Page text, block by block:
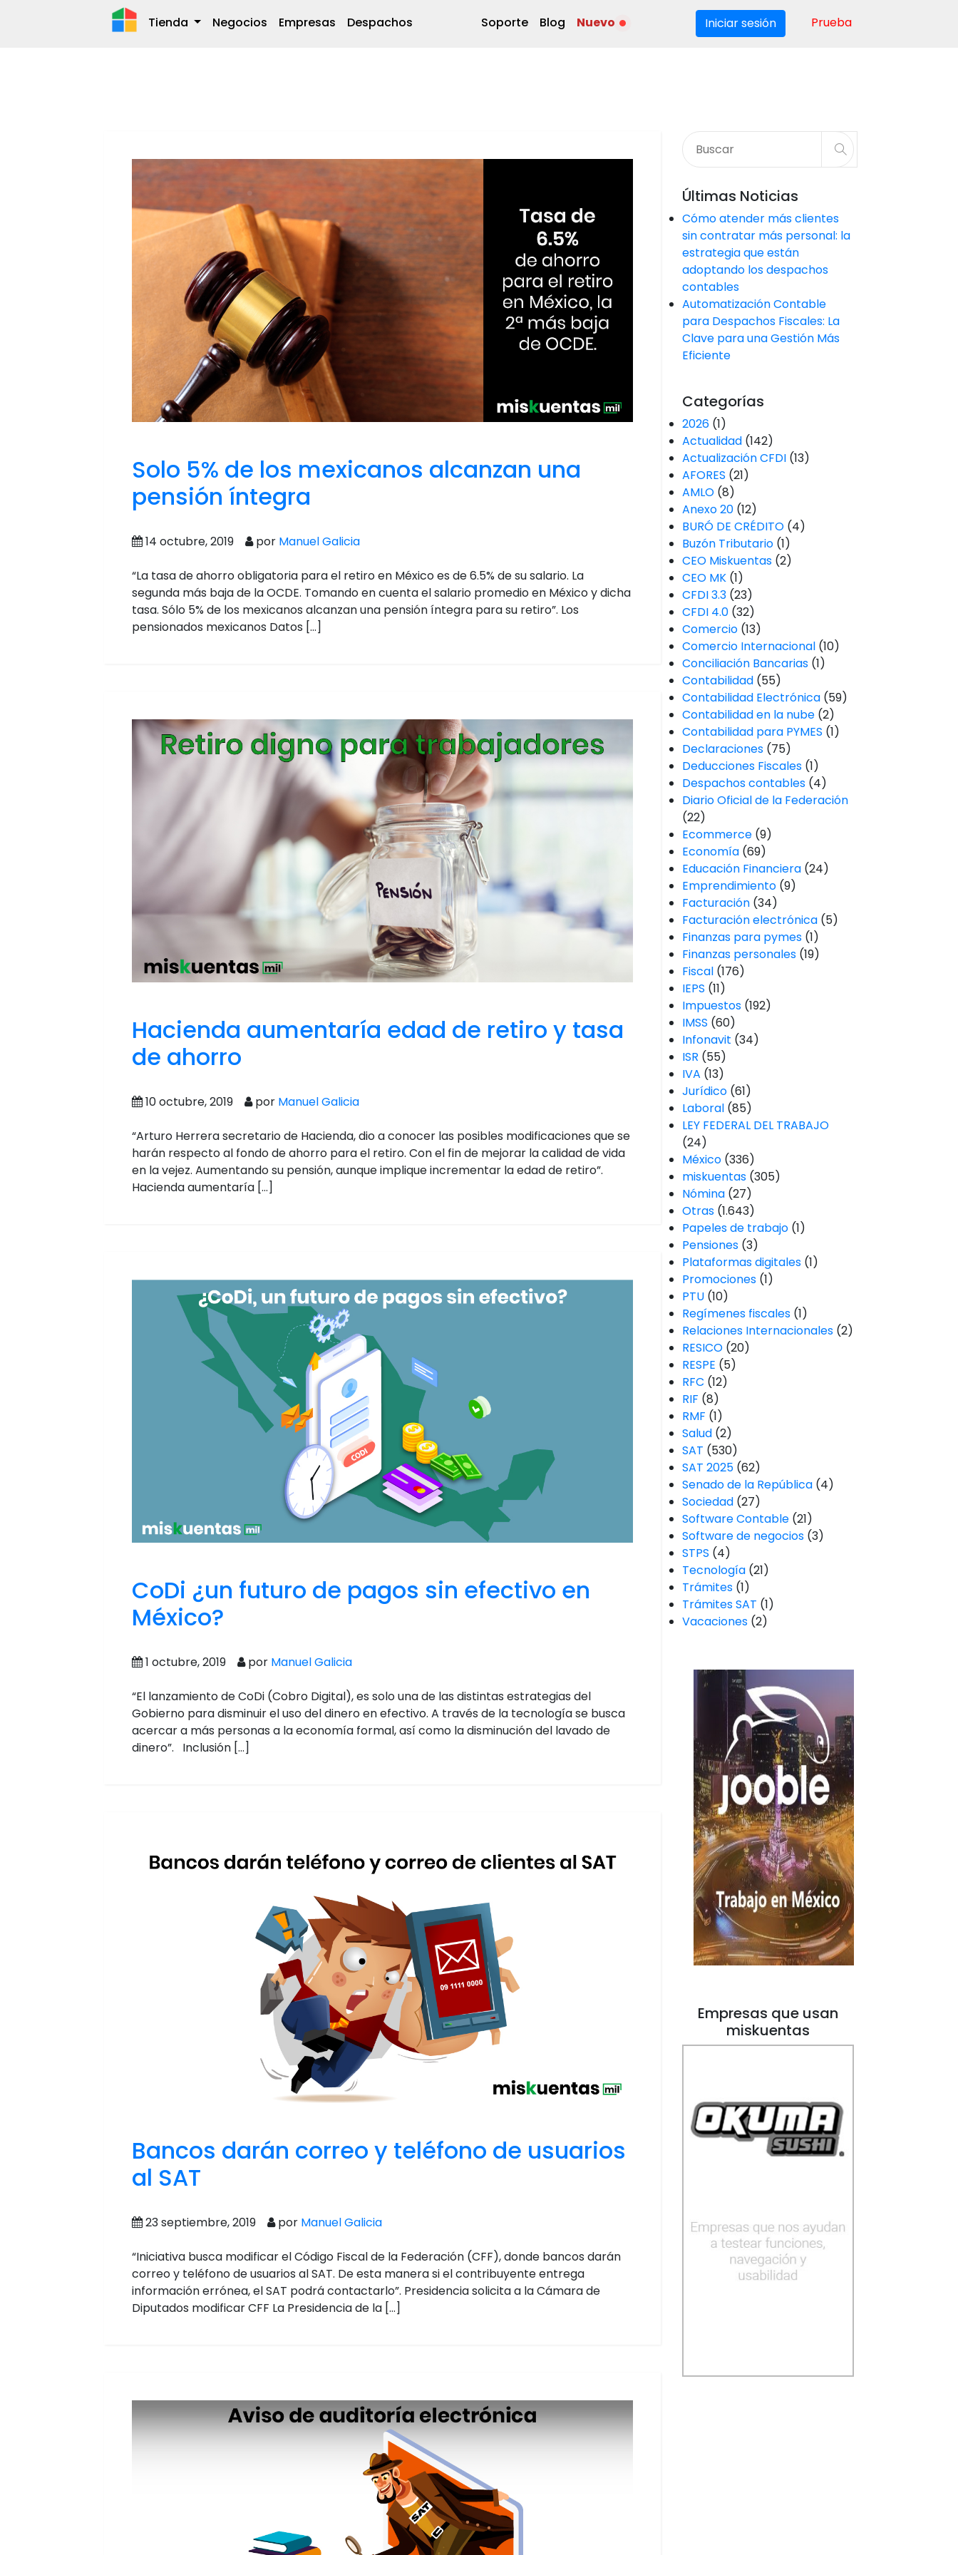
Tienda Negocios Empresas Despachos Soporte Blog Nuevo Iniciar sesión Prueba
Solo 5% de los mexicanos alcanzan una
pensión íntegra
14 octubre, 2019 por Manuel Galicia
“La tasa de ahorro obligatoria para el retiro en México es de 6.5% de su salario. La
segunda más baja de la OCDE. Tomando en cuenta el salario promedio en México y dicha
tasa. Sólo 5% de los mexicanos alcanzan una pensión íntegra para su retiro”. Los
pensionados mexicanos Datos […]
Hacienda aumentaría edad de retiro y tasa
de ahorro
10 octubre, 2019 por Manuel Galicia
“Arturo Herrera secretario de Hacienda, dio a conocer las posibles modificaciones que se
harán respecto al fondo de ahorro para el retiro. Con el fin de mejorar la calidad de vida
en la vejez. Aumentando su pensión, aunque implique incrementar la edad de retiro”.
Hacienda aumentaría […]
CoDi ¿un futuro de pagos sin efectivo en
México?
1 octubre, 2019 por Manuel Galicia
“El lanzamiento de CoDi (Cobro Digital), es solo una de las distintas estrategias del
Gobierno para disminuir el uso del dinero en efectivo. A través de la tecnología se busca
acercar a más personas a la economía formal, así como la disminución del lavado de
dinero”. Inclusión […]
Bancos darán correo y teléfono de usuarios
al SAT
23 septiembre, 2019 por Manuel Galicia
“Iniciativa busca modificar el Código Fiscal de la Federación (CFF), donde bancos darán
correo y teléfono de usuarios al SAT. De esta manera si el contribuyente entrega
información errónea, el SAT podrá contactarlo”. Presidencia solicita a la Cámara de
Diputados modificar CFF La Presidencia de la […]
Últimas Noticias
Cómo atender más clientes
sin contratar más personal: la
estrategia que están
adoptando los despachos
contables
Automatización Contable
para Despachos Fiscales: La
Clave para una Gestión Más
Eficiente
Categorías
2026 (1)
Actualidad (142)
Actualización CFDI (13)
AFORES (21)
AMLO (8)
Anexo 20 (12)
BURÓ DE CRÉDITO (4)
Buzón Tributario (1)
CEO Miskuentas (2)
CEO MK (1)
CFDI 3.3 (23)
CFDI 4.0 (32)
Comercio (13)
Comercio Internacional (10)
Conciliación Bancarias (1)
Contabilidad (55)
Contabilidad Electrónica (59)
Contabilidad en la nube (2)
Contabilidad para PYMES (1)
Declaraciones (75)
Deducciones Fiscales (1)
Despachos contables (4)
Diario Oficial de la Federación
(22)
Ecommerce (9)
Economía (69)
Educación Financiera (24)
Emprendimiento (9)
Facturación (34)
Facturación electrónica (5)
Finanzas para pymes (1)
Finanzas personales (19)
Fiscal (176)
IEPS (11)
Impuestos (192)
IMSS (60)
Infonavit (34)
ISR (55)
IVA (13)
Jurídico (61)
Laboral (85)
LEY FEDERAL DEL TRABAJO
(24)
México (336)
miskuentas (305)
Nómina (27)
Otras (1.643)
Papeles de trabajo (1)
Pensiones (3)
Plataformas digitales (1)
Promociones (1)
PTU (10)
Regímenes fiscales (1)
Relaciones Internacionales (2)
RESICO (20)
RESPE (5)
RFC (12)
RIF (8)
RMF (1)
Salud (2)
SAT (530)
SAT 2025 (62)
Senado de la República (4)
Sociedad (27)
Software Contable (21)
Software de negocios (3)
STPS (4)
Tecnología (21)
Trámites (1)
Trámites SAT (1)
Vacaciones (2)
Empresas que usan
miskuentas